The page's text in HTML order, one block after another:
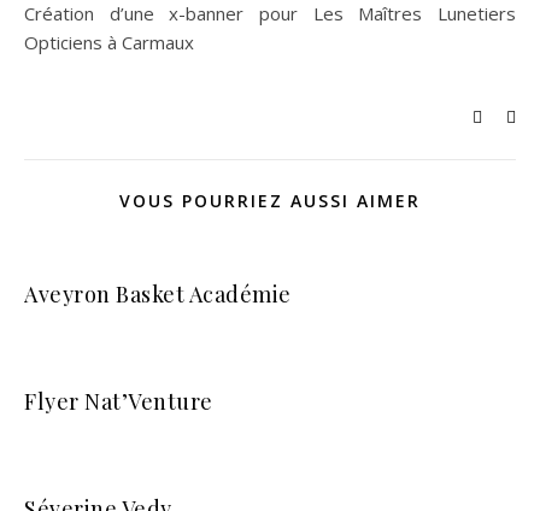
Création d’une x-banner pour Les Maîtres Lunetiers
Opticiens à Carmaux
VOUS POURRIEZ AUSSI AIMER
Aveyron Basket Académie
Flyer Nat’Venture